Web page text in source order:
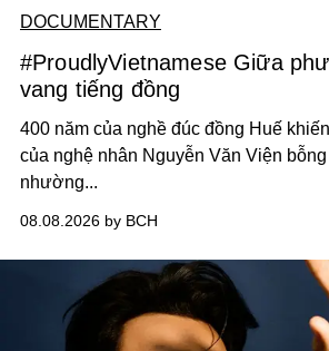
DOCUMENTARY
#ProudlyVietnamese Giữa
vang tiếng đồng
400 năm của nghề đúc đồng Huế
của nghệ nhân Nguyễn Văn Viện
nhường...
08.08.2026 by BCH